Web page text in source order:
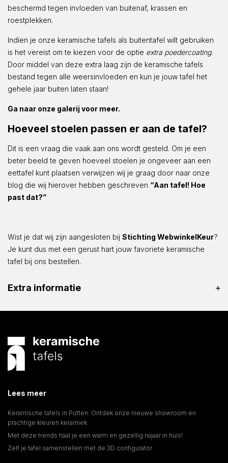
beschermd tegen invloeden van buitenaf, krassen en
roestplekken.
Indien je onze keramische tafels als buitentafel wilt gebruiken
is het vereist om te kiezen voor de optie extra poedercoating.
Door middel van deze extra laag zijn de keramische tafels
bestand tegen alle weersinvloeden en kun je jouw tafel het
gehele jaar buiten laten staan!
Ga naar onze galerij voor meer.
Hoeveel stoelen passen er aan de tafel?
Dit is een vraag die vaak aan ons wordt gesteld. Om je een
beter beeld te geven hoeveel stoelen je ongeveer aan een
eettafel kunt plaatsen verwijzen wij je graag door naar onze
blog die wij hierover hebben geschreven “Aan tafel! Hoe
past dat?”
Wist je dat wij zijn aangesloten bij Stichting WebwinkelKeur?
Je kunt dus met een gerust hart jouw favoriete keramische
tafel bij ons bestellen.
Extra informatie
Lees meer
Keramische tafels in Putten: Ontdek onze nieuwe showroom en
prachtige kleuren keramiek
Met deze trends haal je een warm en gezellig najaar in huis!
Zelf je tafel samenstellen met de 3D configurator